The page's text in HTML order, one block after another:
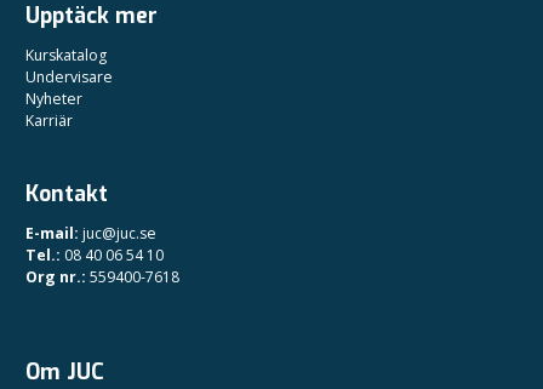
Upptäck mer
Kurskatalog
Undervisare
Nyheter
Karriär
Kontakt
E-mail: juc@juc.se
Tel.: 08 40 06 54 10
Org nr.: 559400-7618
Om JUC